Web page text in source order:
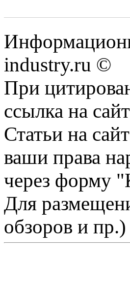
industry.ru ©
При
ссылка на
Статьи на
ваши права
через форму
Для
обзоров и